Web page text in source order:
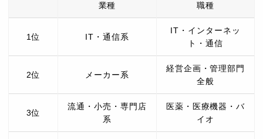
業種 職種
1位 IT・通信系
IT・インターネッ
ト・通信
2位 メーカー系
経営企画・管理部門
全般
3位
流通・小売・専門店
系
医薬・医療機器・バ
イオ